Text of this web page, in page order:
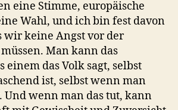
eine Stimme, europäische
Wahl, und ich bin fest davon
wir keine Angst vor der
Man kann das
einem das Volk sagt, selbst
ist, selbst wenn man
wenn man das tut, kann